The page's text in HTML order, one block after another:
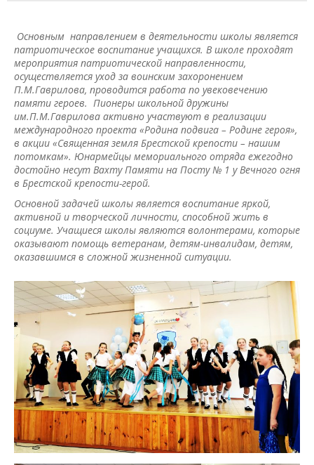
Основным направлением в деятельности школы является
патриотическое воспитание учащихся. В школе проходят
мероприятия патриотической направленности,
осуществляется уход за воинским захоронением
П.М.Гаврилова, проводится работа по увековечению
памяти героев. Пионеры школьной дружины
им.П.М.Гаврилова активно участвуют в реализации
международного проекта «Родина подвига – Родине героя»,
в акции «Священная земля Брестской крепости – нашим
потомкам». Юнармейцы мемориального отряда ежегодно
достойно несут Вахту Памяти на Посту № 1 у Вечного огня
в Брестской крепости-герой.
Основной задачей школы является воспитание яркой,
активной и творческой личности, способной жить в
социуме. Учащиеся школы являются волонтерами, которые
оказывают помощь ветеранам, детям-инвалидам, детям,
оказавшимся в сложной жизненной ситуации.